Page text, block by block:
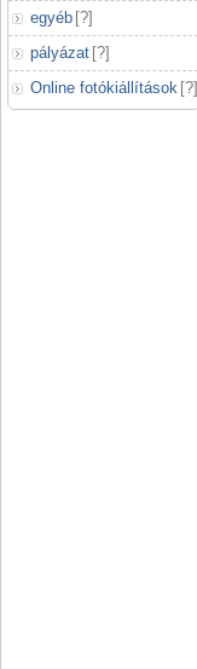
egyéb [?]
pályázat [?]
Online fotókiállítások [?]